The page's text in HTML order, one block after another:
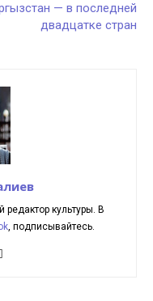
— в последней
двадцатке стран
культуры. В
, подписывайтесь.